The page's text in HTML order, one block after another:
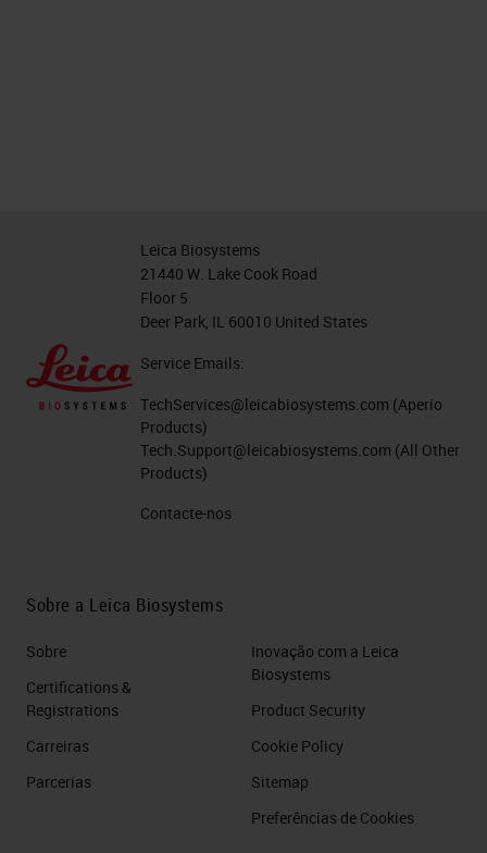
Leica Biosystems
21440 W. Lake Cook Road
Floor 5
Deer Park, IL 60010 United States
Service Emails:
TechServices@leicabiosystems.com (Aperio
Products)
Tech.Support@leicabiosystems.com (All Other
Products)
Contacte-nos
Sobre a Leica Biosystems
Sobre
Certifications &
Registrations
Carreiras
Parcerias
Inovação com a Leica
Biosystems
Product Security
Cookie Policy
Sitemap
Preferências de Cookies